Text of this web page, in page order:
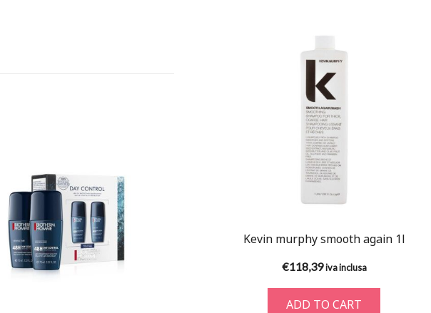
Kevin murphy smooth again 1l
€118,39 iva inclusa
ADD TO CART